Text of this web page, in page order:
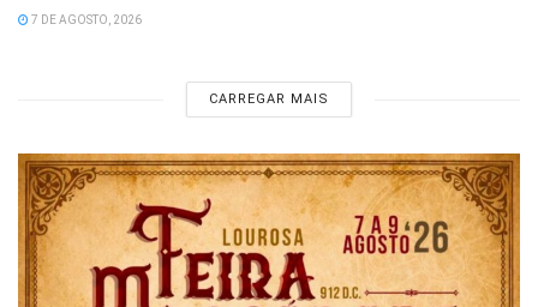
7 DE AGOSTO, 2026
CARREGAR MAIS